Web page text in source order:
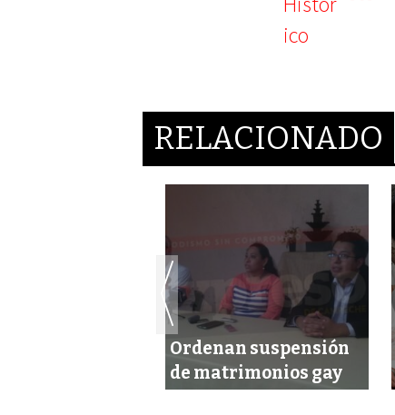
RELACIONADO
Ordenan suspensión
de matrimonios gay